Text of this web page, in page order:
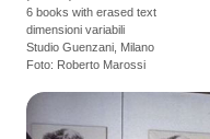
6 books with erased text
dimensioni variabili
Studio Guenzani, Milano
Foto: Roberto Marossi